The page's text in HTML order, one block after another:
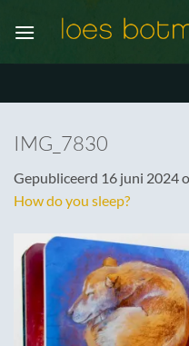
naar
IMG_7830
Gepubliceerd 16 juni 2024
How do you sleep?